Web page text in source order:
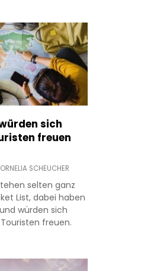
sich
freuen
SCHEUCHER
selten ganz
List, dabei haben
würden sich
freuen.